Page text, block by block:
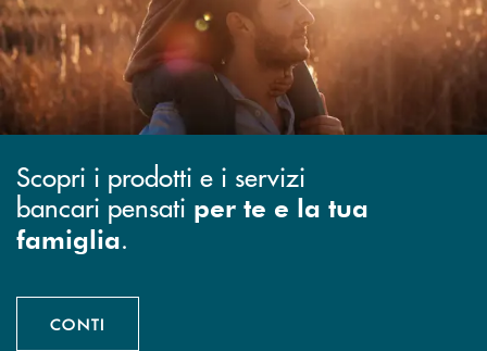
Scopri i prodotti e i servizi
bancari pensati per te e la tua
famiglia.
CONTI